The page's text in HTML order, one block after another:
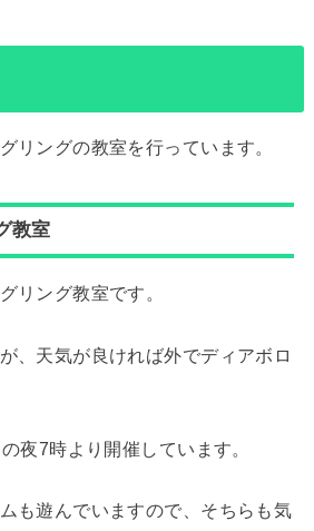
リングの教室を行っています。
教室
リング教室です。
、天気が良ければ外でディアボロ
夜7時より開催しています。
も遊んでいますので、そちらも気